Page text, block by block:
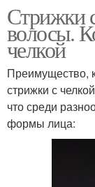
Стрижки
волосы.
челкой
Преимущество,
стрижки с
что среди
формы лица: